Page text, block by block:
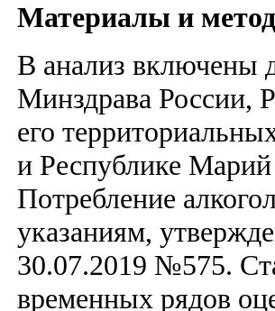
Материалы и
В анализ включены
Минздрава России,
его
и Республике
Потребление
указаниям,
30.07.2019 №575.
временных рядов